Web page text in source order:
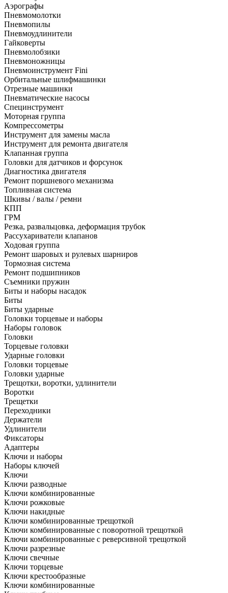
Аэрографы
Пневмомолотки
Пневмопилы
Пневмоудлинители
Гайковерты
Пневмолобзики
Пневмоножницы
Пневмоинструмент Fini
Орбитальные шлифмашинки
Отрезные машинки
Пневматические насосы
Специнструмент
Моторная группа
Компрессометры
Инструмент для замены масла
Инструмент для ремонта двигателя
Клапанная группа
Головки для датчиков и форсунок
Диагностика двигателя
Ремонт поршневого механизма
Топливная система
Шкивы / валы / ремни
КПП
ГРМ
Резка, развальцовка, деформация трубок
Рассухариватели клапанов
Ходовая группа
Ремонт шаровых и рулевых шарниров
Тормозная система
Ремонт подшипников
Съемники пружин
Биты и наборы насадок
Биты
Биты ударные
Головки торцевые и наборы
Наборы головок
Головки
Торцевые головки
Ударные головки
Головки торцевые
Головки ударные
Трещотки, воротки, удлинители
Воротки
Трещетки
Переходники
Держатели
Удлинители
Фиксаторы
Адаптеры
Ключи и наборы
Наборы ключей
Ключи
Ключи разводные
Ключи комбинированные
Ключи рожковые
Ключи накидные
Ключи комбинированные трещоткой
Ключи комбинированные с поворотной трещоткой
Ключи комбинированные с реверсивной трещоткой
Ключи разрезные
Ключи свечные
Ключи торцевые
Ключи крестообразные
Ключи комбинированные